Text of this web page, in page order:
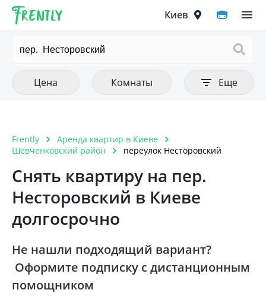
Frently Киев
Выберите город
Киев
Ирпень
Петропавловская Борщаговка
Софиевская Борщаговка
Чайки
Ворзель
Цена
Цена Очистить все
Цена от
Комнаты
Количество комнат Очистить
1 комнатная
5 комнатная и больше
Еще
Фильтры Очистить все
Тип аренды
Тип постройки Очистить
Дореволюционный
Панелька
Хрущовка
Дом 1990-1999 года
Дом 2000-2009 года
Frently
Аренда квартир в Киеве
Шевченковский район
переулок Несторовский
Снять квартиру на пер.
Несторовский в Киеве
долгосрочно
Не нашли подходящий вариант?
Оформите подписку с дистанционным
помощником